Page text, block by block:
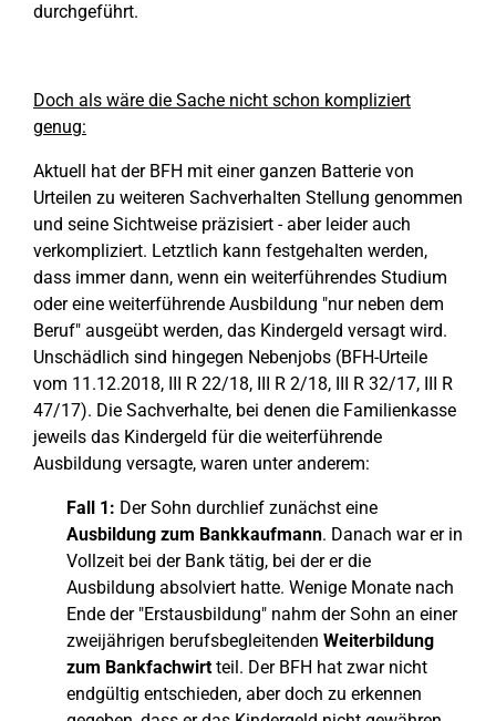
durchgeführt.
Doch als wäre die Sache nicht schon kompliziert
genug:
Aktuell hat der BFH mit einer ganzen Batterie von
Urteilen zu weiteren Sachverhalten Stellung genommen
und seine Sichtweise präzisiert - aber leider auch
verkompliziert. Letztlich kann festgehalten werden,
dass immer dann, wenn ein weiterführendes Studium
oder eine weiterführende Ausbildung "nur neben dem
Beruf" ausgeübt werden, das Kindergeld versagt wird.
Unschädlich sind hingegen Nebenjobs (BFH-Urteile
vom 11.12.2018, III R 22/18, III R 2/18, III R 32/17, III R
47/17). Die Sachverhalte, bei denen die Familienkasse
jeweils das Kindergeld für die weiterführende
Ausbildung versagte, waren unter anderem:
Fall 1: Der Sohn durchlief zunächst eine
Ausbildung zum Bankkaufmann. Danach war er in
Vollzeit bei der Bank tätig, bei der er die
Ausbildung absolviert hatte. Wenige Monate nach
Ende der "Erstausbildung" nahm der Sohn an einer
zweijährigen berufsbegleitenden Weiterbildung
zum Bankfachwirtteil. Der BFH hat zwar nicht
endgültig entschieden, aber doch zu erkennen